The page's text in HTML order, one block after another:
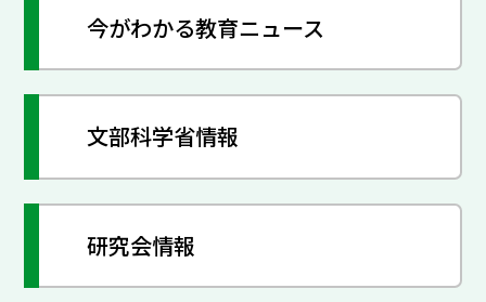
今がわかる教育ニュース
文部科学省情報
研究会情報